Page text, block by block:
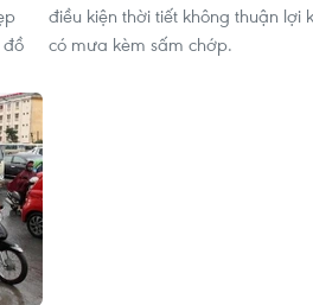
điều kiện thời tiết không thuận lợi
có mưa kèm sấm chớp.